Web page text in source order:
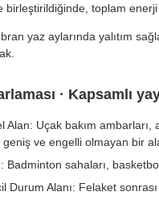
birleştirildiğinde, toplam enerji
yaz aylarında yalıtım
· Kapsamlı
Alan: Uçak bakım
ve engelli olmayan bir
Badminton sahaları,
Durum Alanı: Felaket